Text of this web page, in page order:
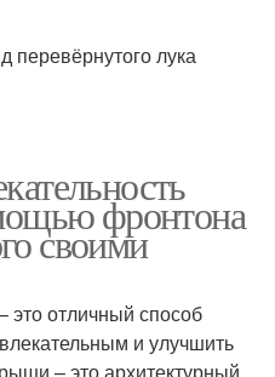
перевёрнутого лука
фронтона
своими
отличный способ
и улучшить
– это архитектурный